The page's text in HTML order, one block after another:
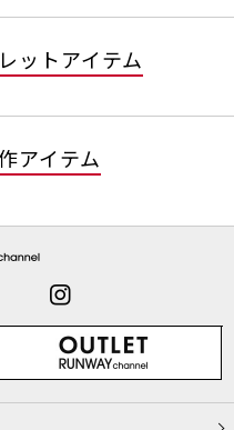
ットアイテム
アイテム